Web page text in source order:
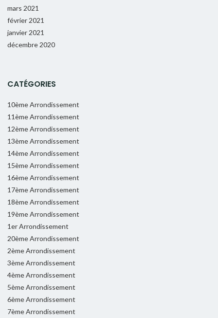
mars 2021
février 2021
janvier 2021
décembre 2020
CATÉGORIES
10ème Arrondissement
11ème Arrondissement
12ème Arrondissement
13ème Arrondissement
14ème Arrondissement
15ème Arrondissement
16ème Arrondissement
17ème Arrondissement
18ème Arrondissement
19ème Arrondissement
1er Arrondissement
20ème Arrondissement
2ème Arrondissement
3ème Arrondissement
4ème Arrondissement
5ème Arrondissement
6ème Arrondissement
7ème Arrondissement